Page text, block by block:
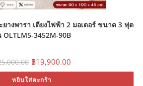
างพารา เตียงไฟฟ้า 2 มอเตอร์ ขนาด 3 ฟุต
OLTLM5-3452M-90B
Original
price
was:
฿25,000.00.
฿19,900.00Current
price
is:
หยิบใส่ตะกร้า